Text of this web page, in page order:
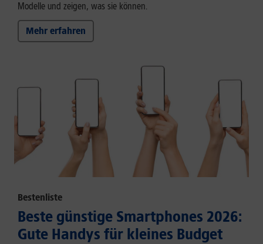
Modelle und zeigen, was sie können.
Mehr erfahren
Bestenliste
Beste günstige Smartphones 2026:
Gute Handys für kleines Budget